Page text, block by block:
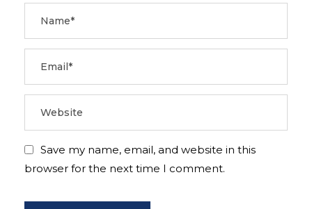
Save my name, email, and website in this
browser for the next time I comment.